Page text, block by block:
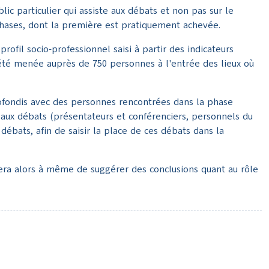
particulier qui assiste aux débats et non pas sur le
dont la première est pratiquement achevée.
socio-professionnel saisi à partir des indicateurs
menée auprès de 750 personnes à l'entrée des lieux où
avec des personnes rencontrées dans la phase
débats (présentateurs et conférenciers, personnels du
afin de saisir la place de ces débats dans la
alors à même de suggérer des conclusions quant au rôle